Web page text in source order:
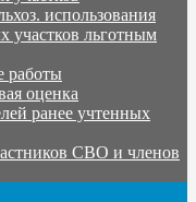
использования
участков льготным
работы
оценка
ранее учтенных
СВО и членов